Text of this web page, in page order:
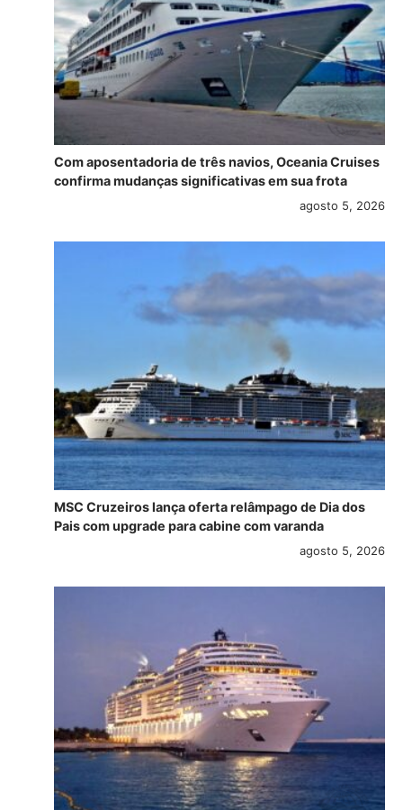
Com aposentadoria de três navios, Oceania Cruises
confirma mudanças significativas em sua frota
agosto 5, 2026
MSC Cruzeiros lança oferta relâmpago de Dia dos
Pais com upgrade para cabine com varanda
agosto 5, 2026